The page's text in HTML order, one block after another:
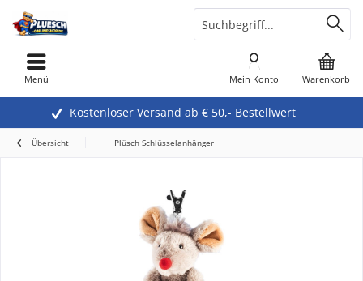
Kostenloser Versand ab € 50,- Bestellwert
Warenkorb
Mein Konto
Menü
Übersicht Plüsch Schlüsselanhänger